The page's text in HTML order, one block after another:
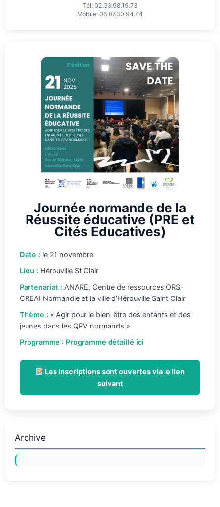
Tél: 02.33.98.19.73
Mobile: 06.07.30.94.44
Journée normande de la
Réussite éducative (PRE et
Cités Educatives)
Date : le 21 novembre
Lieu : Hérouville St Clair
Partenariat : ANARE, Centre de ressources ORS-
CREAI Normandie et la ville d’Hérouville Saint Clair
Thème : « Agir pour le bien-être des enfants et des
jeunes dans les QPV normands »
Programme : Programme détaillé ici
Les inscriptions sont ouvertes via le lien
suivant
Archive